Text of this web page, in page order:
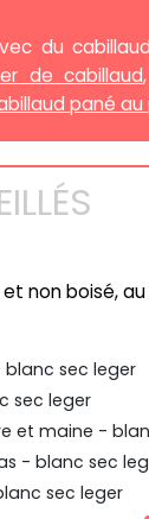
du
de cabillaud
pané
non boisé,
blanc sec leger
sec leger
et maine -
- blanc sec
sec leger